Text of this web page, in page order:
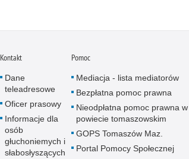
Kontakt
Dane
teleadresowe
Oficer prasowy
Informacje dla
osób
głuchoniemych i
słabosłyszących
Pomoc
Mediacja - lista mediatorów
Bezpłatna pomoc prawna
Nieodpłatna pomoc prawna w
powiecie tomaszowskim
GOPS Tomaszów Maz.
Portal Pomocy Społecznej